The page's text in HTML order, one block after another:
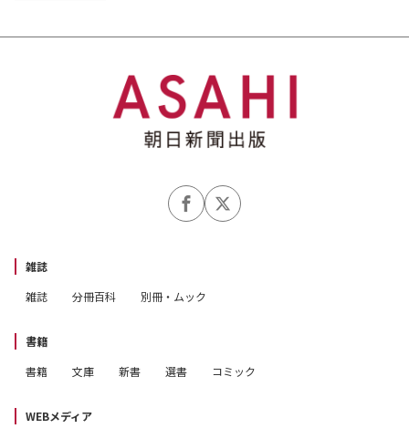
雑誌
雑誌
分冊百科 別冊・ムック
書籍
書籍
文庫 新書 選書 コミック
WEBメディア